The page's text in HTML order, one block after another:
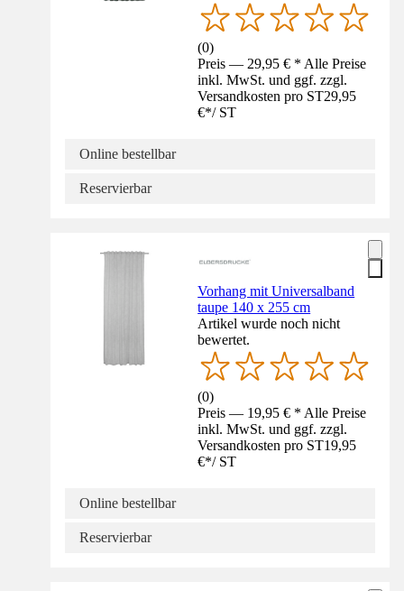
(0)
Preis — 29,95 € * Alle Preise
inkl. MwSt. und ggf. zzgl.
Versandkosten pro ST29,95
€*/ ST
Online bestellbar
Reservierbar
Vorhang mit Universalband
taupe 140 x 255 cm
Artikel wurde noch nicht
bewertet.
(0)
Preis — 19,95 € * Alle Preise
inkl. MwSt. und ggf. zzgl.
Versandkosten pro ST19,95
€*/ ST
Online bestellbar
Reservierbar